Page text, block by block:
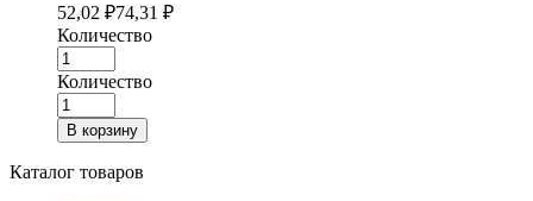
52,02 ₽74,31 ₽
Количество
Количество
В корзину
Каталог товаров